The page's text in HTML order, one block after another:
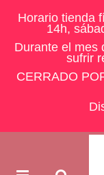
Horario tienda
14h,
Durante el mes
sufrir
CERRADO